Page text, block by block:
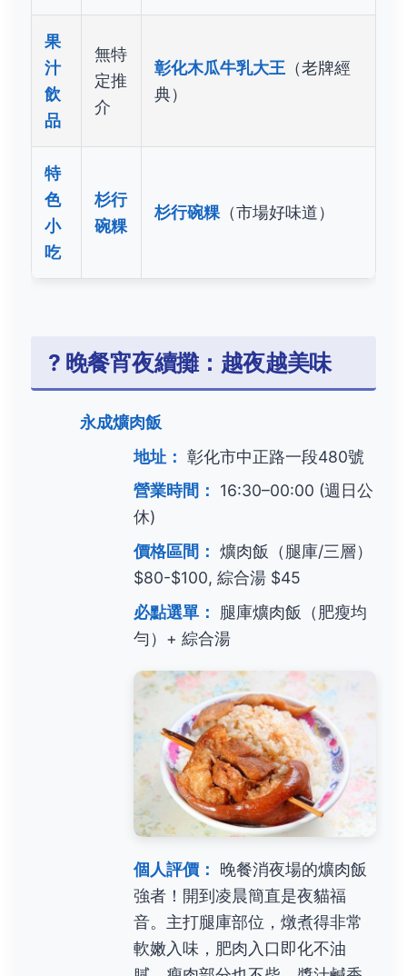
果
汁
飲
品
無特
定推
介
彰化木瓜牛乳大王 （老牌經
典）
特
色
小
吃
杉行
碗粿
杉行碗粿（市場好味道）
? 晚餐宵夜續攤：越夜越美味
永成爌肉飯
地址： 彰化市中正路一段480號
營業時間：
16:30–00:00 (週日公
休)
價格區間： 爌肉飯（腿庫/三層）
$80-$100, 綜合湯 $45
必點選單：
腿庫爌肉飯（肥瘦均
勻）+ 綜合湯
個人評價：
晚餐消夜場的爌肉飯
強者！開到凌晨簡直是夜貓福
音。主打腿庫部位，燉煮得非常
軟嫩入味，肥肉入口即化不油